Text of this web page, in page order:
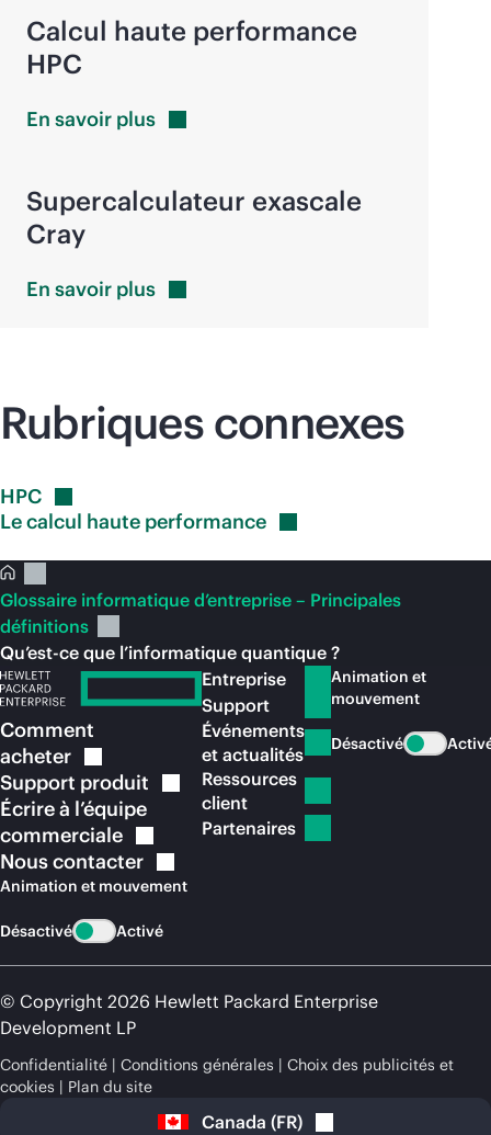
Calcul haute performance
HPC
En savoir plus
Supercalculateur exascale
Cray
En savoir plus
Rubriques connexes
HPC
Le calcul haute performance
Glossaire informatique d’entreprise – Principales
définitions
Qu’est-ce que l’informatique quantique ?
Comment
acheter
Support produit
Écrire à l’équipe
commerciale
Nouscontacter
Animation et mouvement
Désactivé Activé
Entreprise
Support
Événements
et actualités
Ressources
client
Partenaires
Animation et
mouvement
Désactivé
© Copyright 2026 Hewlett Packard Enterprise
Development LP
Confidentialité Conditions générales
Choix des publicités et
cookies
Plan du site
Canada (FR)